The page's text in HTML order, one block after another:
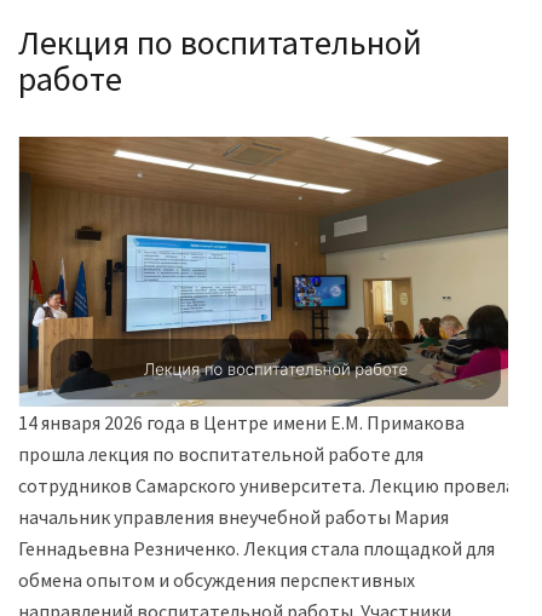
Лекция по воспитательной
работе
14 января 2026 года в Центре имени Е.М. Примакова
прошла лекция по воспитательной работе для
сотрудников Самарского университета. Лекцию провела
начальник управления внеучебной работы Мария
Геннадьевна Резниченко. Лекция стала площадкой для
обмена опытом и обсуждения перспективных
направлений воспитательной работы. Участники